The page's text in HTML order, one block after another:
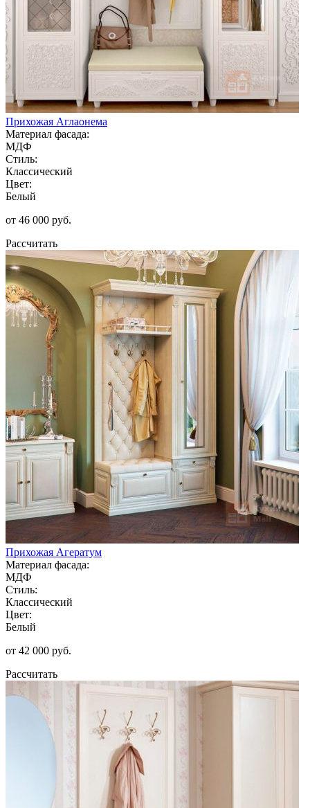
Прихожая Аглаонема
Материал фасада:
МДФ
Стиль:
Классический
Цвет:
Белый
от 46 000 руб.
Рассчитать
Прихожая Агератум
Материал фасада:
МДФ
Стиль:
Классический
Цвет:
Белый
от 42 000 руб.
Рассчитать